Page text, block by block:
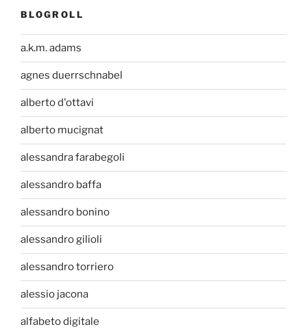
BLOGROLL
a.k.m. adams
agnes duerrschnabel
alberto d'ottavi
alberto mucignat
alessandra farabegoli
alessandro baffa
alessandro bonino
alessandro gilioli
alessandro torriero
alessio jacona
alfabeto digitale